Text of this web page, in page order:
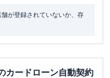
が登録されていないか、存
カードローン自動契約